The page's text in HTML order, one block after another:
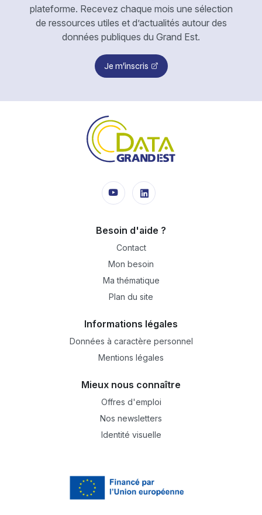
plateforme. Recevez chaque mois une sélection
de ressources utiles et d’actualités autour des
données publiques du Grand Est.
Je m'inscris
Besoin d'aide ?
Contact
Mon besoin
Ma thématique
Plan du site
Informations légales
Données à caractère personnel
Mentions légales
Mieux nous connaître
Offres d'emploi
Nos newsletters
Identité visuelle